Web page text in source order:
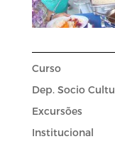
Curso
Dep. Socio
Excursões
Institucional